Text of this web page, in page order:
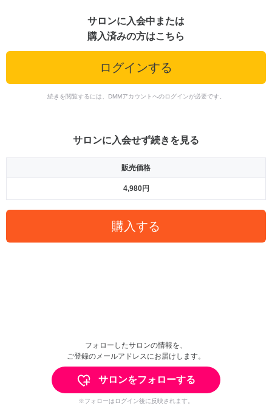
サロンに入会中または
購入済みの方はこちら
ログインする
続きを閲覧するには、DMMアカウントへのログインが必要です。
サロンに入会せず続きを見る
販売価格
4,980円
購入する
フォローしたサロンの情報を、
ご登録のメールアドレスにお届けします。
サロンをフォローする
※フォローはログイン後に反映されます。